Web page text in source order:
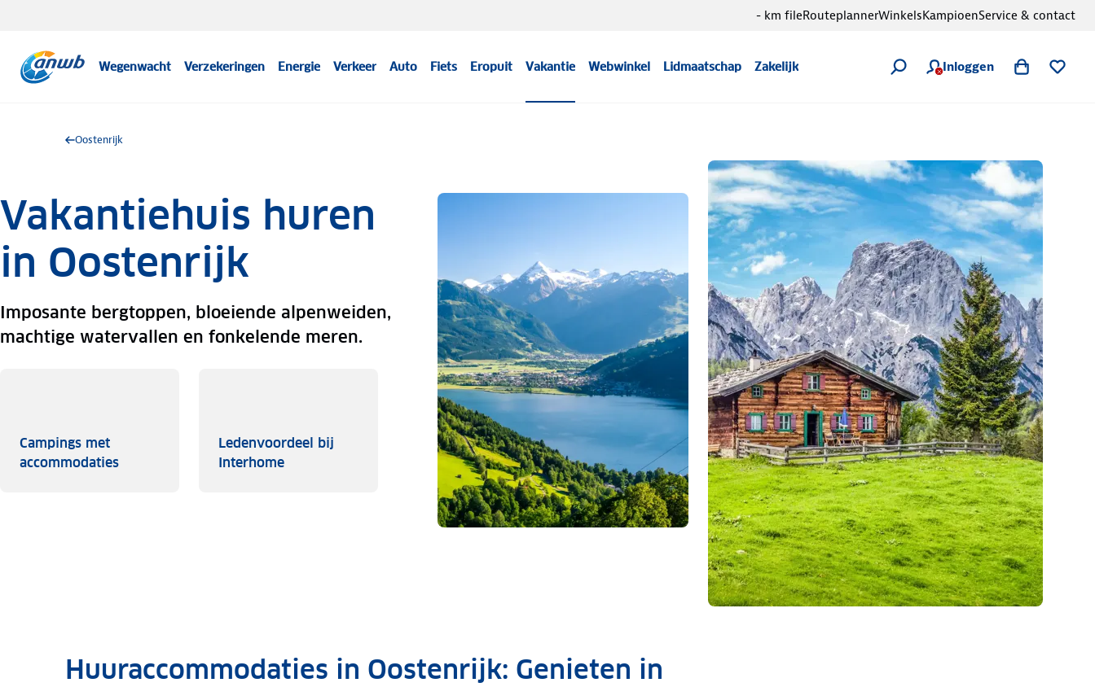
Wegenwacht Verzekeringen Energie Verkeer Auto Fiets Eropuit Vakantie Webwinkel Lidmaatschap Zakelijk Inloggen
- km fileRouteplannerWinkelsKampioenService & contact
Oostenrijk
Vakantiehuis huren
in Oostenrijk
Imposante bergtoppen, bloeiende alpenweiden,
machtige watervallen en fonkelende meren.
Campings met
accommodatiesCampings met accommodaties
Ledenvoordeel bij
InterhomeLedenvoordeel bij Interhome
Huuraccommodaties in Oostenrijk: Genieten in